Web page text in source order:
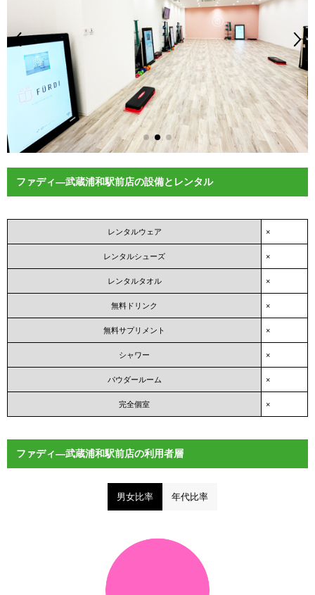
ファディ―武蔵浦和駅前店の設備とレンタル
レンタルウェア ×
レンタルシューズ ×
レンタルタオル ×
無料ドリンク ×
無料サプリメント ×
シャワー ×
パウダールーム ×
完全個室 ×
ファディ―武蔵浦和駅前店の利用者層
男女比率 年代比率